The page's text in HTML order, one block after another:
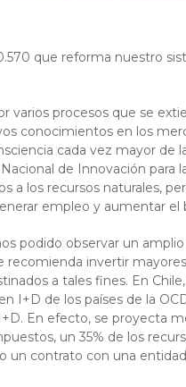
que reforma nuestro
varios procesos que se
conocimientos en los
cada vez mayor
de Innovación
los recursos naturales,
empleo y aumentar el
podido observar un
invertir
a tales fines. En
de los países de la
En efecto, se proyecta
un 35% de los
contrato con una